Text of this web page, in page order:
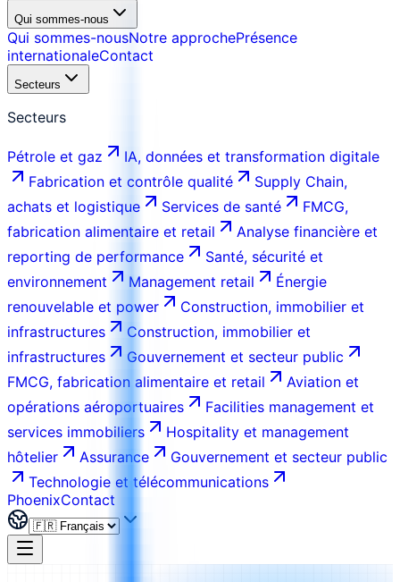
Qui sommes-nous
Qui sommes-nousNotre approchePrésence
internationaleContact
Secteurs
Secteurs
Pétrole et gaz
IA, données et transformation digitale
Fabrication et contrôle qualité
Supply Chain,
achats et logistique
Services de santé
FMCG,
fabrication alimentaire et retail
Analyse financière et
reporting de performance
Santé, sécurité et
environnement
Management retail
Énergie
renouvelable et power
Construction, immobilier et
infrastructures
Construction, immobilier et
infrastructures
Gouvernement et secteur public
FMCG, fabrication alimentaire et retail
Aviation et
opérations aéroportuaires
Facilities management et
services immobiliers
Hospitality et management
hôtelier
Assurance
Gouvernement et secteur public
Technologie et télécommunications
PhoenixContact